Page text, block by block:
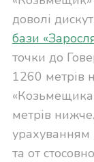
доволі
бази
точки до
1260 метрів
метрів
урахуванням
та от